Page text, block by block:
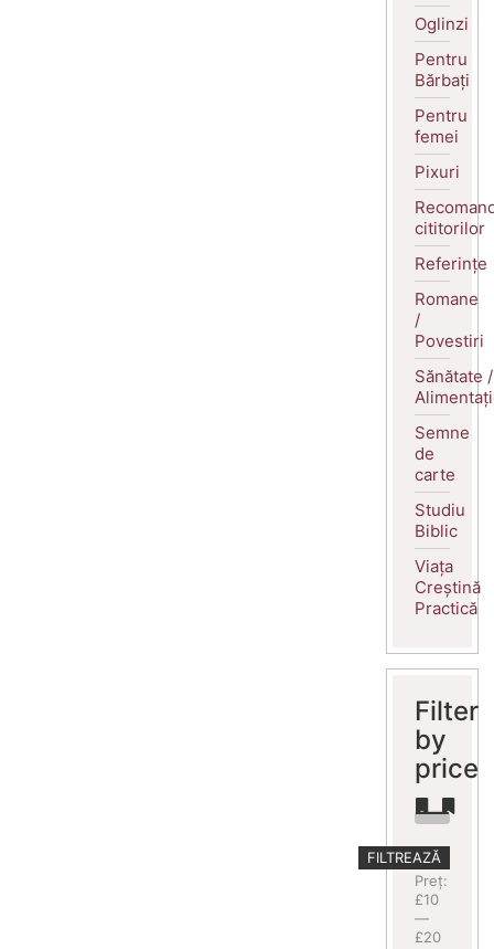
Oglinzi
Pentru
Bărbați
Pentru
femei
Pixuri
cititorilor
Referințe
Romane
/
Povestiri
Sănătate /
Semne
de
carte
Studiu
Biblic
Viața
Creștină
Practică
Filter
by
price
Preț
minim
Preț
maxim
FILTREAZĂ
Preț:
£10
—
£20